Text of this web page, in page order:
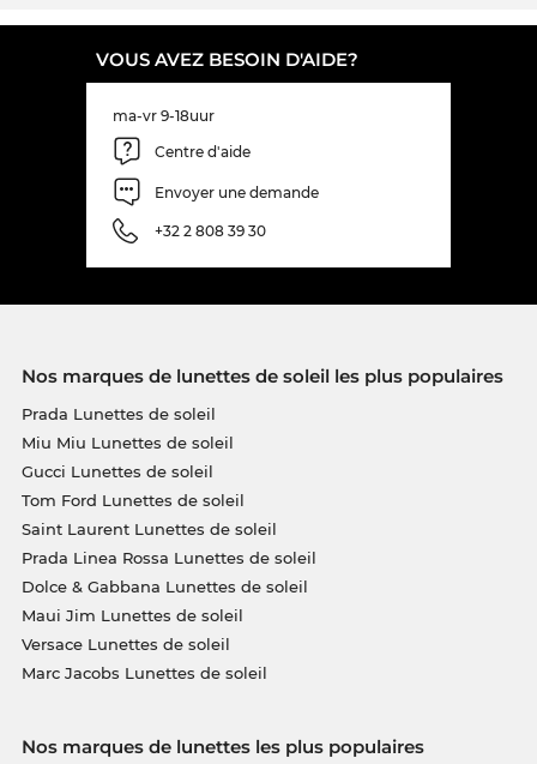
sur la protectionUV400sous garantie.
pouvons garantir la date de livraison. En achetant à
Edel-Optics vous achetez pour le meilleur prix,
parce que notre standard est en sale.
VOUS AVEZ BESOIN D'AIDE?
ma-vr 9-18uur
Centre d'aide
Envoyer une demande
+32 2 808 39 30
Nos marques de lunettes de soleil les plus populaires
Prada Lunettes de soleil
Miu Miu Lunettes de soleil
Gucci Lunettes de soleil
Tom Ford Lunettes de soleil
Saint Laurent Lunettes de soleil
Prada Linea Rossa Lunettes de soleil
Dolce & Gabbana Lunettes de soleil
Maui Jim Lunettes de soleil
Versace Lunettes de soleil
Marc Jacobs Lunettes de soleil
Nos marques de lunettes les plus populaires